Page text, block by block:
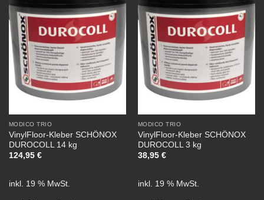
MODICO TRIO
VinylFloor-Kleber SCHÖNOX
DUROCOLL 14 kg
124,95 €
inkl. 19 % MwSt.
MODICO TRIO
VinylFloor-Kleber SCHÖNOX
DUROCOLL 3 kg
38,95 €
inkl. 19 % MwSt.